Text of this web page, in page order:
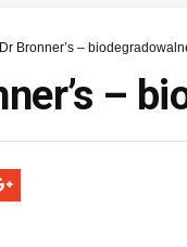
Dr Bronner’s –
–